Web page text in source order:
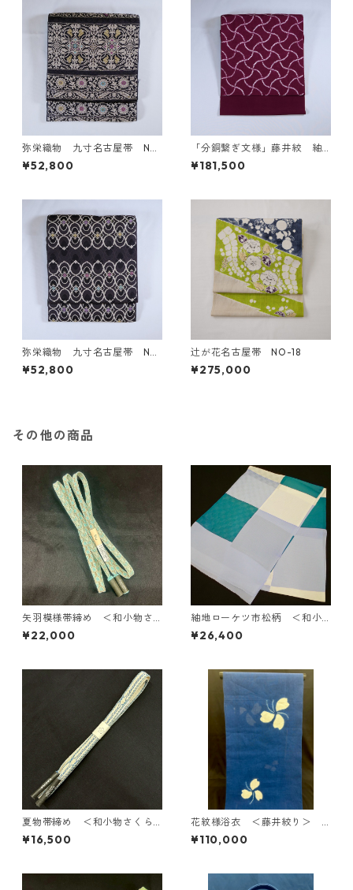
弥栄織物 九寸名古屋帯 NO
-10
¥52,800
「分銅繋ぎ文様」藤井絞 紬
地縫い締め絞り名古屋帯 NO
-3
¥181,500
弥栄織物 九寸名古屋帯 NO
-13
¥52,800
辻が花名古屋帯 NO-18
¥275,000
その他の商品
矢羽模様帯締め ＜和小物さ
くら＞ SOJ-75
¥22,000
紬地ローケツ市松柄 ＜和小
物さくら＞ SOA-68
¥26,400
夏物帯締め ＜和小物さくら
＞ SOJ-57
¥16,500
花紋様浴衣 ＜藤井絞り＞ Y
F-12
¥110,000